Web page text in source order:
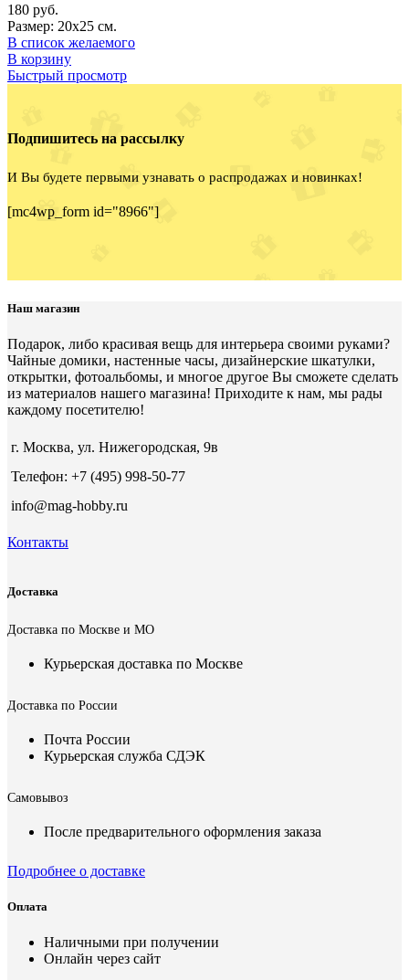
180 руб.
Размер: 20х25 см.
В список желаемого
В корзину
Быстрый просмотр
Подпишитесь на рассылку
И Вы будете первыми узнавать о распродажах и новинках!
[mc4wp_form id="8966"]
Наш магазин
Подарок, либо красивая вещь для интерьера своими руками?
Чайные домики, настенные часы, дизайнерские шкатулки,
открытки, фотоальбомы, и многое другое Вы сможете сделать
из материалов нашего магазина! Приходите к нам, мы рады
каждому посетителю!
г. Москва, ул. Нижегородская, 9в
Телефон: +7 (495) 998-50-77
info@mag-hobby.ru
Контакты
Доставка
Доставка по Москве и МО
Курьерская доставка по Москве
Доставка по России
Почта России
Курьерская служба СДЭК
Самовывоз
После предварительного оформления заказа
Подробнее о доставке
Оплата
Наличными при получении
Онлайн через сайт